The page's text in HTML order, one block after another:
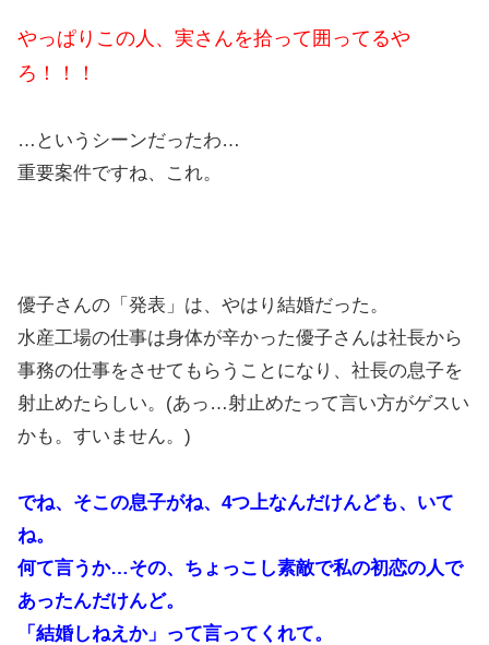
やっぱりこの人、実さんを拾って囲ってるや
ろ！！！
…というシーンだったわ…
重要案件ですね、これ。
優子さんの「発表」は、やはり結婚だった。
水産工場の仕事は身体が辛かった優子さんは社長から
事務の仕事をさせてもらうことになり、社長の息子を
射止めたらしい。(あっ…射止めたって言い方がゲスい
かも。すいません。)
でね、そこの息子がね、4つ上なんだけんども、いて
ね。
何て言うか…その、ちょっこし素敵で私の初恋の人で
あったんだけんど。
「結婚しねえか」って言ってくれて。